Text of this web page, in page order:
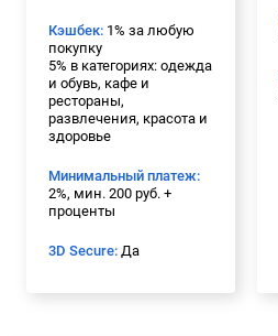
Кэшбек: 1% за любую
покупку
5% в категориях: одежда
и обувь, кафе и
рестораны,
развлечения, красота и
здоровье
Минимальный платеж:
2%, мин. 200 руб. +
проценты
3D Secure: Да